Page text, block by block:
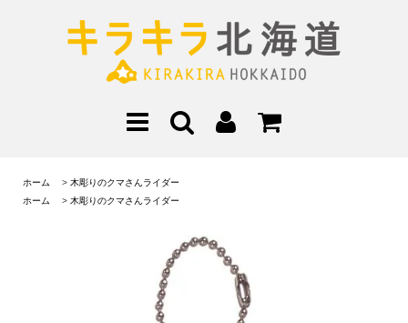
ホーム > 木彫りのクマさんライダー
ホーム
> 木彫りのクマさんライダー